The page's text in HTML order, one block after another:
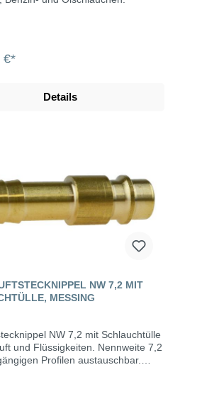
€*
Details
NW 7,2 MIT
MESSING
NW 7,2 mit Schlauchtülle
und Flüssigkeiten. Nennweite 7,2
Profilen austauschbar.